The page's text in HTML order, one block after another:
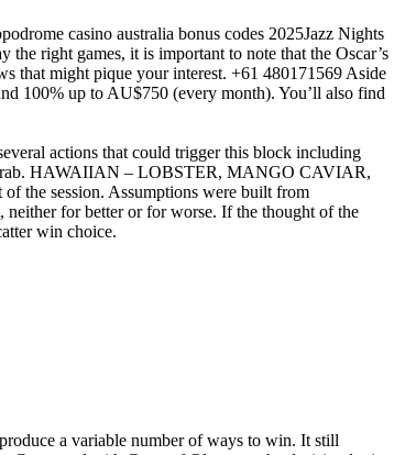
casino australia bonus codes 2025Jazz Nights
right games, it is important to note that the Oscar’s
that might pique your interest. +61 480171569 Aside
100% up to AU$750 (every month). You’ll also find
actions that could trigger this block including
Grab. HAWAIIAN – LOBSTER, MANGO CAVIAR,
the session. Assumptions were built from
neither for better or for worse. If the thought of the
win choice.
a variable number of ways to win. It still